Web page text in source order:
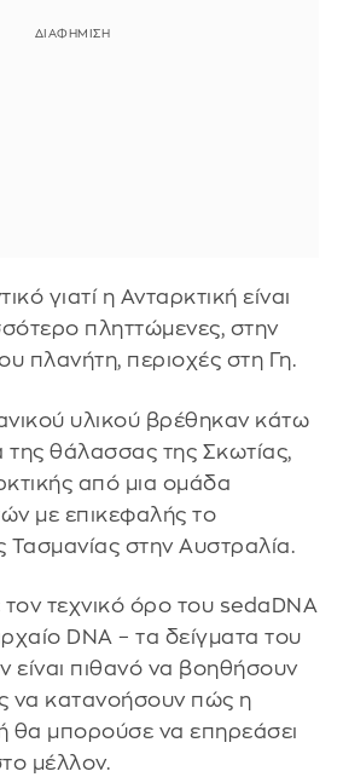
γιατί η Ανταρκτική είναι
πληττώμενες, στην
πλανήτη, περιοχές στη Γη.
υλικού βρέθηκαν κάτω
θάλασσας της Σκωτίας,
από μια ομάδα
με επικεφαλής το
Τασμανίας στην Αυστραλία.
τεχνικό όρο του sedaDNA
DNA – τα δείγματα του
είναι πιθανό να βοηθήσουν
να κατανοήσουν πώς η
θα μπορούσε να επηρεάσει
μέλλον.